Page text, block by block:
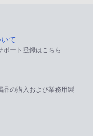
て
ポート登録はこちら
品の購入および業務用製